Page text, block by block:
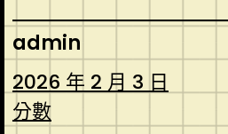
admin
2026 年 2 月 3 日
分數